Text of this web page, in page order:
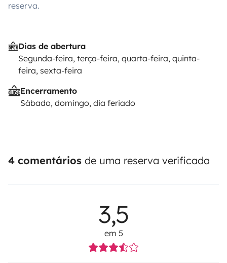
reserva.
Dias de abertura
Segunda-feira, terça-feira, quarta-feira, quinta-
feira, sexta-feira
Encerramento
Sábado, domingo, dia feriado
4 comentários de uma reserva verificada
3,5
em 5